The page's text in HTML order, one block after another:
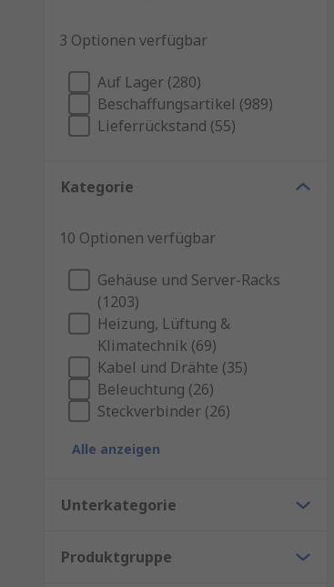
3 Optionen verfügbar
Auf Lager (280)
Beschaffungsartikel (989)
Lieferrückstand (55)
Kategorie
10 Optionen verfügbar
Gehäuse und Server-Racks
(1203)
Heizung, Lüftung &
Klimatechnik (69)
Kabel und Drähte (35)
Beleuchtung (26)
Steckverbinder (26)
Alle anzeigen
Unterkategorie
Produktgruppe